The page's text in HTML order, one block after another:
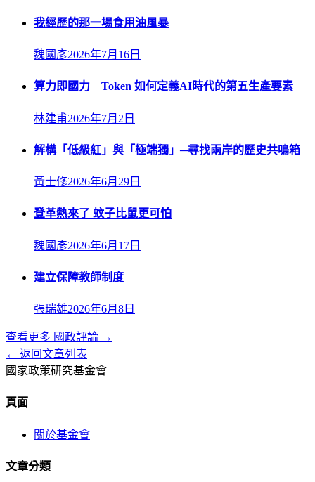
我經歷的那一場食用油風暴
魏國彥2026年7月16日
算力即國力 Token 如何定義AI時代的第五生產要素
林建甫2026年7月2日
解構「低級紅」與「極端獨」─尋找兩岸的歷史共鳴箱
黃士修2026年6月29日
登革熱來了 蚊子比鼠更可怕
魏國彥2026年6月17日
建立保障教師制度
張瑞雄2026年6月8日
查看更多 國政評論 →
← 返回文章列表
國家政策研究基金會
頁面
關於基金會
文章分類